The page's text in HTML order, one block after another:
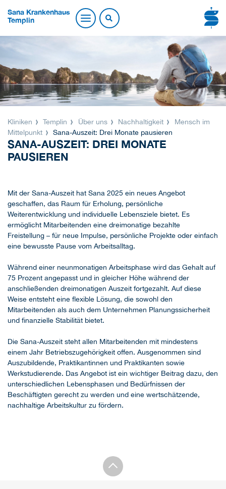
Sana Krankenhaus
Templin
Kliniken Templin Über uns Nachhaltigkeit
Mensch im
Mittelpunkt
Sana-Auszeit: Drei Monate pausieren
SANA-AUSZEIT: DREI MONATE
PAUSIEREN
Mit der Sana-Auszeit hat Sana 2025 ein neues Angebot
geschaffen, das Raum für Erholung, persönliche
Weiterentwicklung und individuelle Lebensziele bietet. Es
ermöglicht Mitarbeitenden eine dreimonatige bezahlte
Freistellung – für neue Impulse, persönliche Projekte oder einfach
eine bewusste Pause vom Arbeitsalltag.
Während einer neunmonatigen Arbeitsphase wird das Gehalt auf
75 Prozent angepasst und in gleicher Höhe während der
anschließenden dreimonatigen Auszeit fortgezahlt. Auf diese
Weise entsteht eine flexible Lösung, die sowohl den
Mitarbeitenden als auch dem Unternehmen Planungssicherheit
und finanzielle Stabilität bietet.
Die Sana-Auszeit steht allen Mitarbeitenden mit mindestens
einem Jahr Betriebszugehörigkeit offen. Ausgenommen sind
Auszubildende, Praktikantinnen und Praktikanten sowie
Werkstudierende. Das Angebot ist ein wichtiger Beitrag dazu, den
unterschiedlichen Lebensphasen und Bedürfnissen der
Beschäftigten gerecht zu werden und eine wertschätzende,
nachhaltige Arbeitskultur zu fördern.